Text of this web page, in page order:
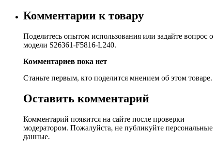
Комментарии к товару
Поделитесь опытом использования или задайте вопрос о
модели S26361-F5816-L240.
Комментариев пока нет
Станьте первым, кто поделится мнением об этом товаре.
Оставить комментарий
Комментарий появится на сайте после проверки
модератором. Пожалуйста, не публикуйте персональные
данные.